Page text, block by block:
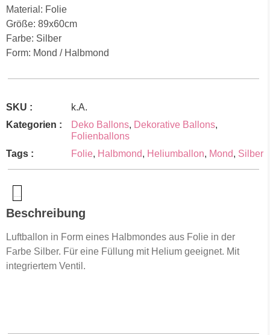
Material: Folie
Größe: 89x60cm
Farbe: Silber
Form: Mond / Halbmond
SKU :
k.A.
Kategorien :
Deko Ballons, Dekorative Ballons,
Folienballons
Tags :
Folie, Halbmond, Heliumballon, Mond, Silber
Beschreibung
Luftballon in Form eines Halbmondes aus Folie in der
Farbe Silber. Für eine Füllung mit Helium geeignet. Mit
integriertem Ventil.